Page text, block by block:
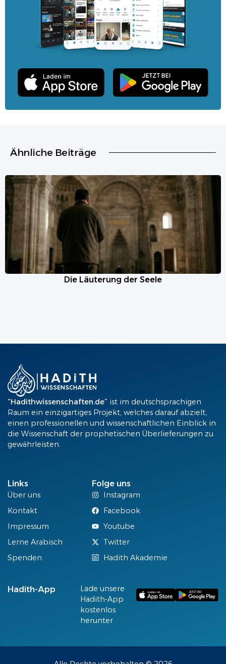
Ähnliche Beiträge
Die Läuterung der Seele
“Hadithwissenschaften.de” ist im deutschsprachigen
Raum ein einzigartiges Projekt, welches darauf abzielt,
einen professionellen und wissenschaftlichen Einblick in
die Wissenschaft der prophetischen Überlieferungen zu
gewährleisten.
Links
Über uns
Kontakt
Impressum
Lerne Arabisch
Spenden
Folge uns
Instagram
Facebook
Youtube
Twitter
Hadith Akademie
Hadith-App
Lade unsere
Hadith-App
kostenlos
herunter